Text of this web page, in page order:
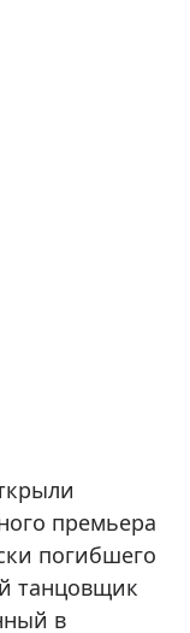
премьера
погибшего
танцовщик
в